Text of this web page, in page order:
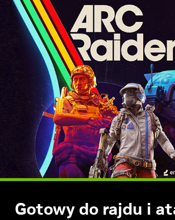
Gotowy do rajdu i